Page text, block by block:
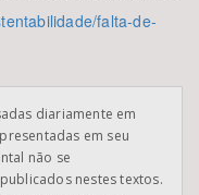
falta-de-
diariamente em
em seu
não se
nestes textos.